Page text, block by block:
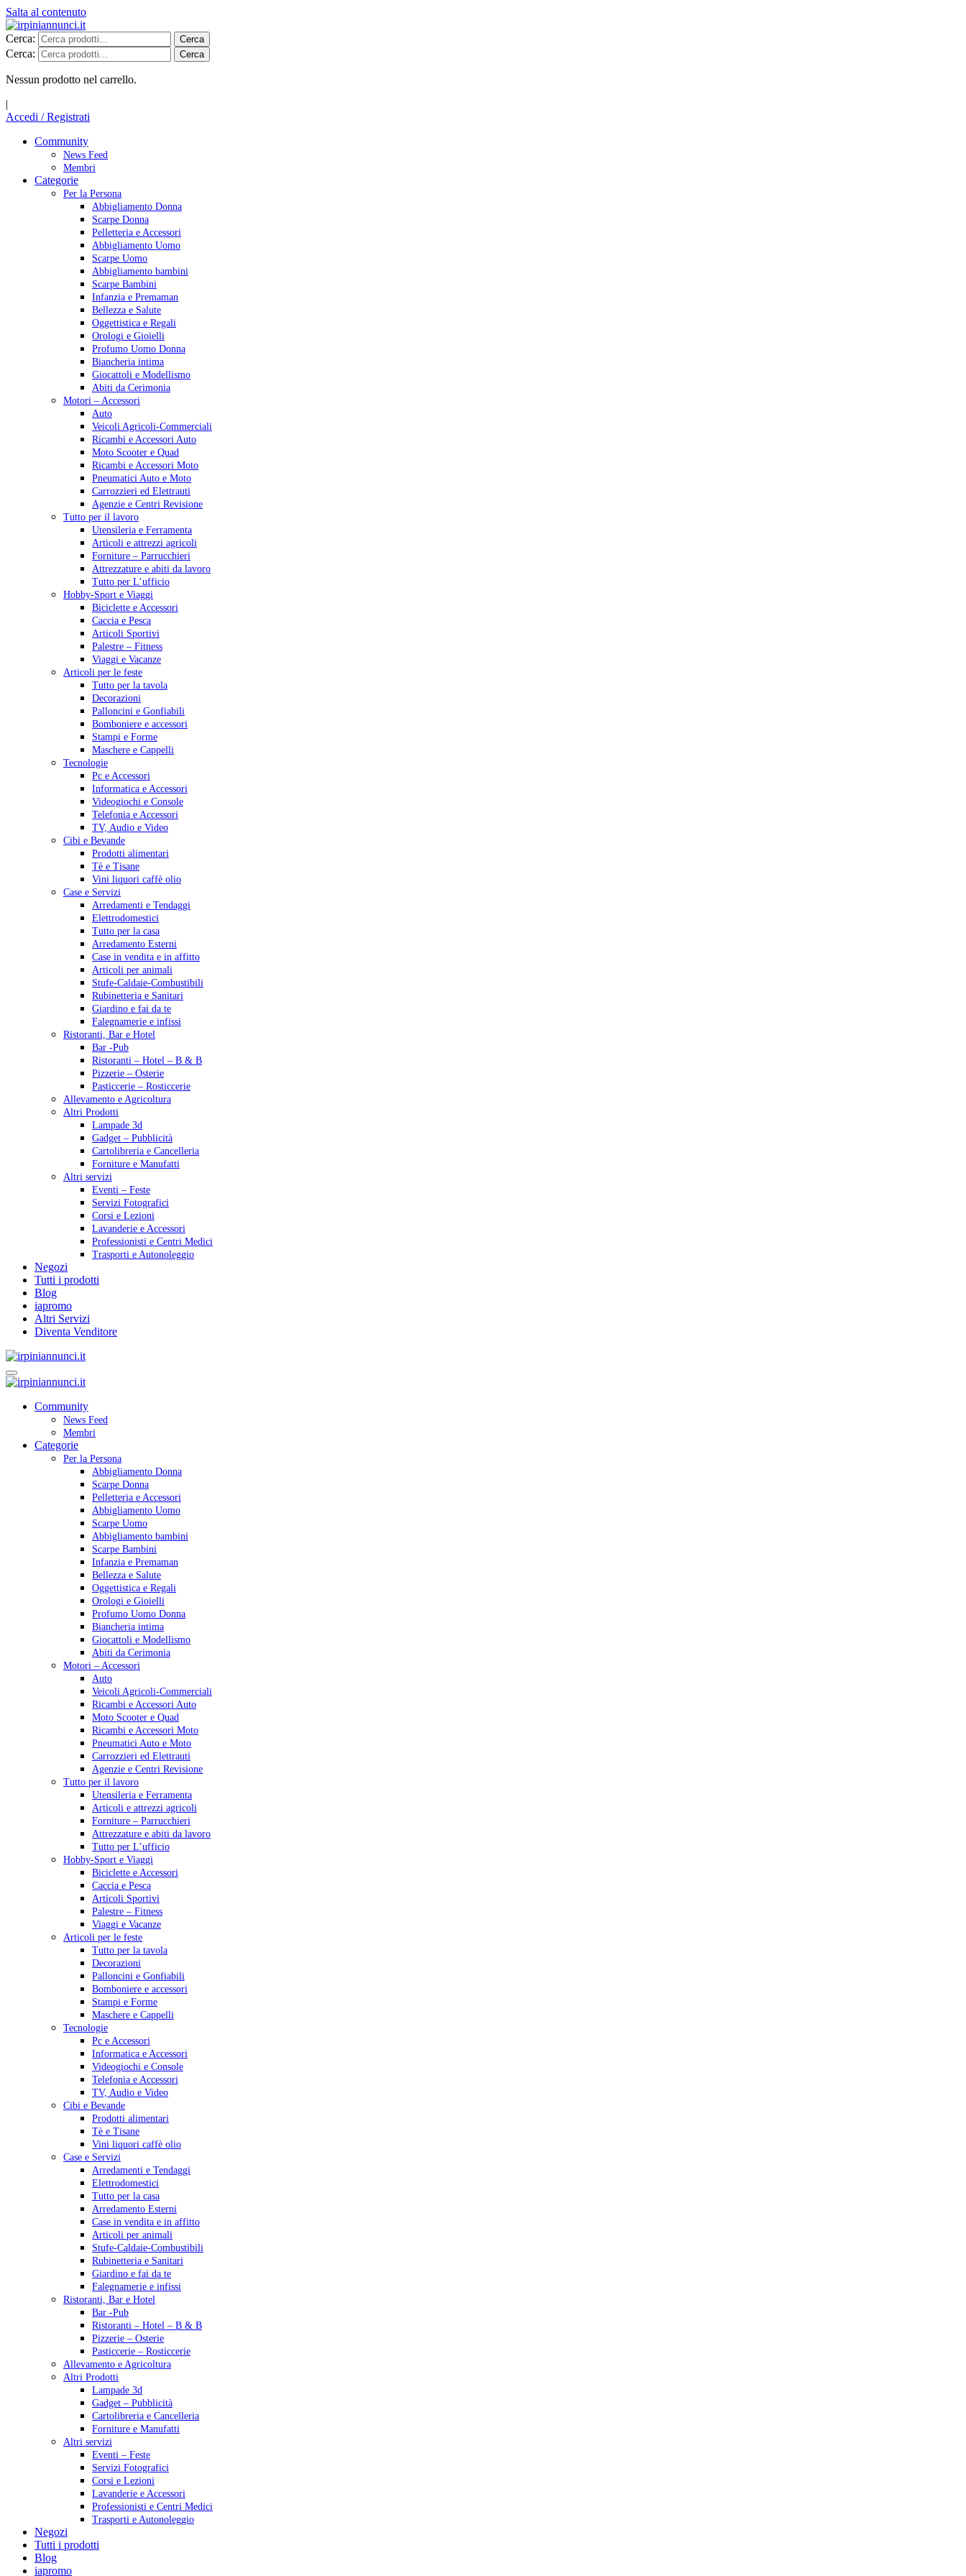
Salta al contenuto
Cerca: Cerca
Cerca: Cerca
Nessun prodotto nel carrello.
|
Accedi / Registrati
Community
News Feed
Membri
Categorie
Per la Persona
Abbigliamento Donna
Scarpe Donna
Pelletteria e Accessori
Abbigliamento Uomo
Scarpe Uomo
Abbigliamento bambini
Scarpe Bambini
Infanzia e Premaman
Bellezza e Salute
Oggettistica e Regali
Orologi e Gioielli
Profumo Uomo Donna
Biancheria intima
Giocattoli e Modellismo
Abiti da Cerimonia
Motori – Accessori
Auto
Veicoli Agricoli-Commerciali
Ricambi e Accessori Auto
Moto Scooter e Quad
Ricambi e Accessori Moto
Pneumatici Auto e Moto
Carrozzieri ed Elettrauti
Agenzie e Centri Revisione
Tutto per il lavoro
Utensileria e Ferramenta
Articoli e attrezzi agricoli
Forniture – Parrucchieri
Attrezzature e abiti da lavoro
Tutto per L’ufficio
Hobby-Sport e Viaggi
Biciclette e Accessori
Caccia e Pesca
Articoli Sportivi
Palestre – Fitness
Viaggi e Vacanze
Articoli per le feste
Tutto per la tavola
Decorazioni
Palloncini e Gonfiabili
Bomboniere e accessori
Stampi e Forme
Maschere e Cappelli
Tecnologie
Pc e Accessori
Informatica e Accessori
Videogiochi e Console
Telefonia e Accessori
TV, Audio e Video
Cibi e Bevande
Prodotti alimentari
Tè e Tisane
Vini liquori caffè olio
Case e Servizi
Arredamenti e Tendaggi
Elettrodomestici
Tutto per la casa
Arredamento Esterni
Case in vendita e in affitto
Articoli per animali
Stufe-Caldaie-Combustibili
Rubinetteria e Sanitari
Giardino e fai da te
Falegnamerie e infissi
Ristoranti, Bar e Hotel
Bar -Pub
Ristoranti – Hotel – B & B
Pizzerie – Osterie
Pasticcerie – Rosticcerie
Allevamento e Agricoltura
Altri Prodotti
Lampade 3d
Gadget – Pubblicità
Cartolibreria e Cancelleria
Forniture e Manufatti
Altri servizi
Eventi – Feste
Servizi Fotografici
Corsi e Lezioni
Lavanderie e Accessori
Professionisti e Centri Medici
Trasporti e Autonoleggio
Negozi
Tutti i prodotti
Blog
iapromo
Altri Servizi
Diventa Venditore
Community
News Feed
Membri
Categorie
Per la Persona
Abbigliamento Donna
Scarpe Donna
Pelletteria e Accessori
Abbigliamento Uomo
Scarpe Uomo
Abbigliamento bambini
Scarpe Bambini
Infanzia e Premaman
Bellezza e Salute
Oggettistica e Regali
Orologi e Gioielli
Profumo Uomo Donna
Biancheria intima
Giocattoli e Modellismo
Abiti da Cerimonia
Motori – Accessori
Auto
Veicoli Agricoli-Commerciali
Ricambi e Accessori Auto
Moto Scooter e Quad
Ricambi e Accessori Moto
Pneumatici Auto e Moto
Carrozzieri ed Elettrauti
Agenzie e Centri Revisione
Tutto per il lavoro
Utensileria e Ferramenta
Articoli e attrezzi agricoli
Forniture – Parrucchieri
Attrezzature e abiti da lavoro
Tutto per L’ufficio
Hobby-Sport e Viaggi
Biciclette e Accessori
Caccia e Pesca
Articoli Sportivi
Palestre – Fitness
Viaggi e Vacanze
Articoli per le feste
Tutto per la tavola
Decorazioni
Palloncini e Gonfiabili
Bomboniere e accessori
Stampi e Forme
Maschere e Cappelli
Tecnologie
Pc e Accessori
Informatica e Accessori
Videogiochi e Console
Telefonia e Accessori
TV, Audio e Video
Cibi e Bevande
Prodotti alimentari
Tè e Tisane
Vini liquori caffè olio
Case e Servizi
Arredamenti e Tendaggi
Elettrodomestici
Tutto per la casa
Arredamento Esterni
Case in vendita e in affitto
Articoli per animali
Stufe-Caldaie-Combustibili
Rubinetteria e Sanitari
Giardino e fai da te
Falegnamerie e infissi
Ristoranti, Bar e Hotel
Bar -Pub
Ristoranti – Hotel – B & B
Pizzerie – Osterie
Pasticcerie – Rosticcerie
Allevamento e Agricoltura
Altri Prodotti
Lampade 3d
Gadget – Pubblicità
Cartolibreria e Cancelleria
Forniture e Manufatti
Altri servizi
Eventi – Feste
Servizi Fotografici
Corsi e Lezioni
Lavanderie e Accessori
Professionisti e Centri Medici
Trasporti e Autonoleggio
Negozi
Tutti i prodotti
Blog
iapromo